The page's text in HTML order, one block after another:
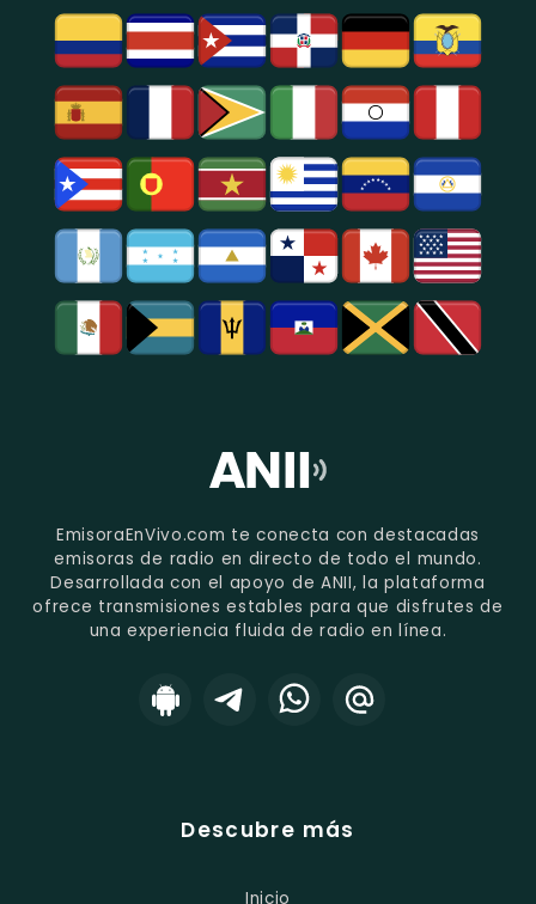
EmisoraEnVivo.com te conecta con destacadas
emisoras de radio en directo de todo el mundo.
Desarrollada con el apoyo de ANII, la plataforma
ofrece transmisiones estables para que disfrutes de
una experiencia fluida de radio en línea.
Descubre más
Inicio